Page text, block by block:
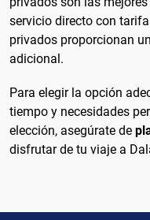
servicio directo con
privados proporcionan
adicional.
Para elegir la opción
tiempo y necesidades
elección, asegúrate de
disfrutar de tu viaje a